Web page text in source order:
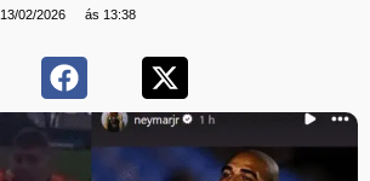
13/02/2026 ás 13:38